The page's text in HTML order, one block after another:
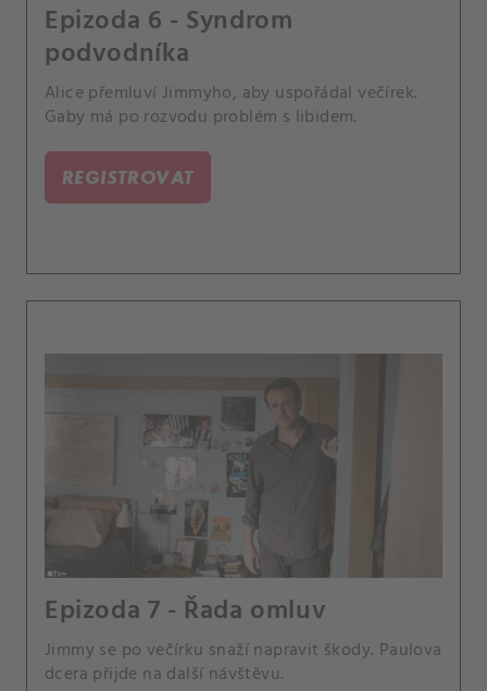
Epizoda 6 - Syndrom
podvodníka
Alice přemluví Jimmyho, aby uspořádal večírek.
Gaby má po rozvodu problém s libidem.
REGISTROVAT
Epizoda 7 - Řada omluv
Jimmy se po večírku snaží napravit škody. Paulova
dcera přijde na další návštěvu.